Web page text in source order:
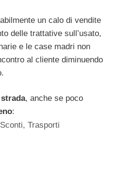
un calo di vendite
delle trattative sull’usato,
e le case madri non
al cliente diminuendo
, anche se poco
:
Sconti,Trasporti